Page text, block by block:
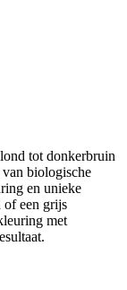
tot donkerbruin
biologische
en unieke
of een grijs
met